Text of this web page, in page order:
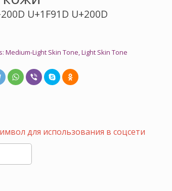
U+1F91D U+200D
Medium-Light Skin Tone, Light Skin Tone
для использования в соцсети